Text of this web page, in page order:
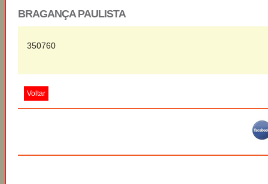
BRAGANÇA PAULISTA
350760
Voltar